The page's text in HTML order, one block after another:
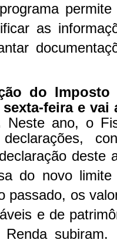
permite
as
do Imposto
feira e vai
Neste ano, o
deste
do novo limite
passado, os
e de
subiram.